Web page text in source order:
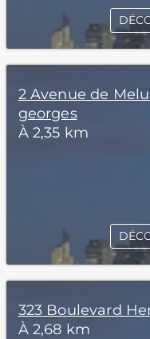
2 Avenue de
georges
À 2,35 km
323 Boulevard
À 2,68 km